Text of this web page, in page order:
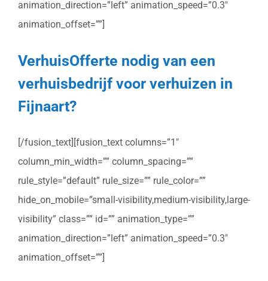
animation_direction=”left” animation_speed=”0.3″
animation_offset=””]
VerhuisOfferte nodig van een
verhuisbedrijf voor verhuizen in
Fijnaart?
[/fusion_text][fusion_text columns=”1″
column_min_width=”” column_spacing=””
rule_style=”default” rule_size=”” rule_color=””
hide_on_mobile=”small-visibility,medium-visibility,large-
visibility” class=”” id=”” animation_type=””
animation_direction=”left” animation_speed=”0.3″
animation_offset=””]